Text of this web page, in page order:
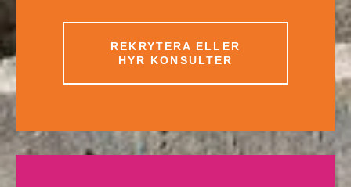
REKRYTERA ELLER
HYR KONSULTER